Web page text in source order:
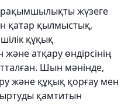
рақымшылықты жүзеге
қатар қылмыстық,
құқық
атқару өндірсінің
Шын мәнінде,
және құқық қорғау мен
қамтитын